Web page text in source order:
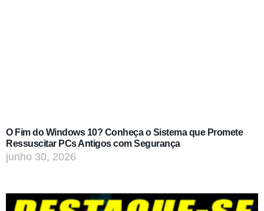
O Fim do Windows 10? Conheça o Sistema que Promete
Ressuscitar PCs Antigos com Segurança
junho 30, 2026